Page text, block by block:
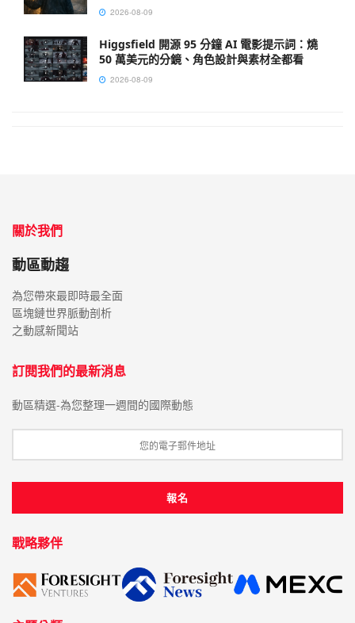
2026-08-09
Higgsfield 開源 95 分鐘 AI 電影提示詞：燒
50 萬美元的分鏡、角色設計與素材全都看
2026-08-09
關於我們
動區動趨
為您帶來最即時最全面
區塊鏈世界脈動剖析
之動感新聞站
訂閱我們的最新消息
動區精選-為您整理一週間的國際動態
戰略夥伴